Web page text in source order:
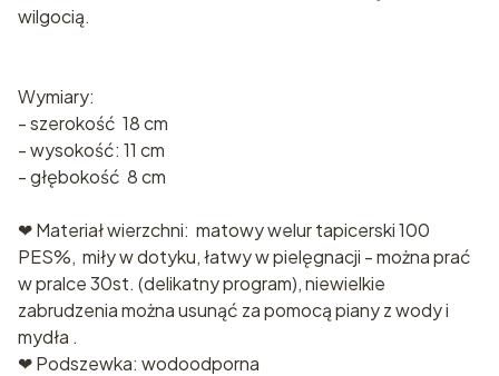
wilgocią.
Wymiary:
- szerokość 18 cm
- wysokość: 11 cm
- głębokość 8 cm
❤ Materiał wierzchni: matowy welur tapicerski 100
PES%, miły w dotyku, łatwy w pielęgnacji - można prać
w pralce 30st. (delikatny program), niewielkie
zabrudzenia można usunąć za pomocą piany z wody i
mydła .
❤ Podszewka: wodoodporna